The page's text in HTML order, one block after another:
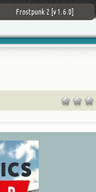
Frostpunk 2 [v 1.6.0]